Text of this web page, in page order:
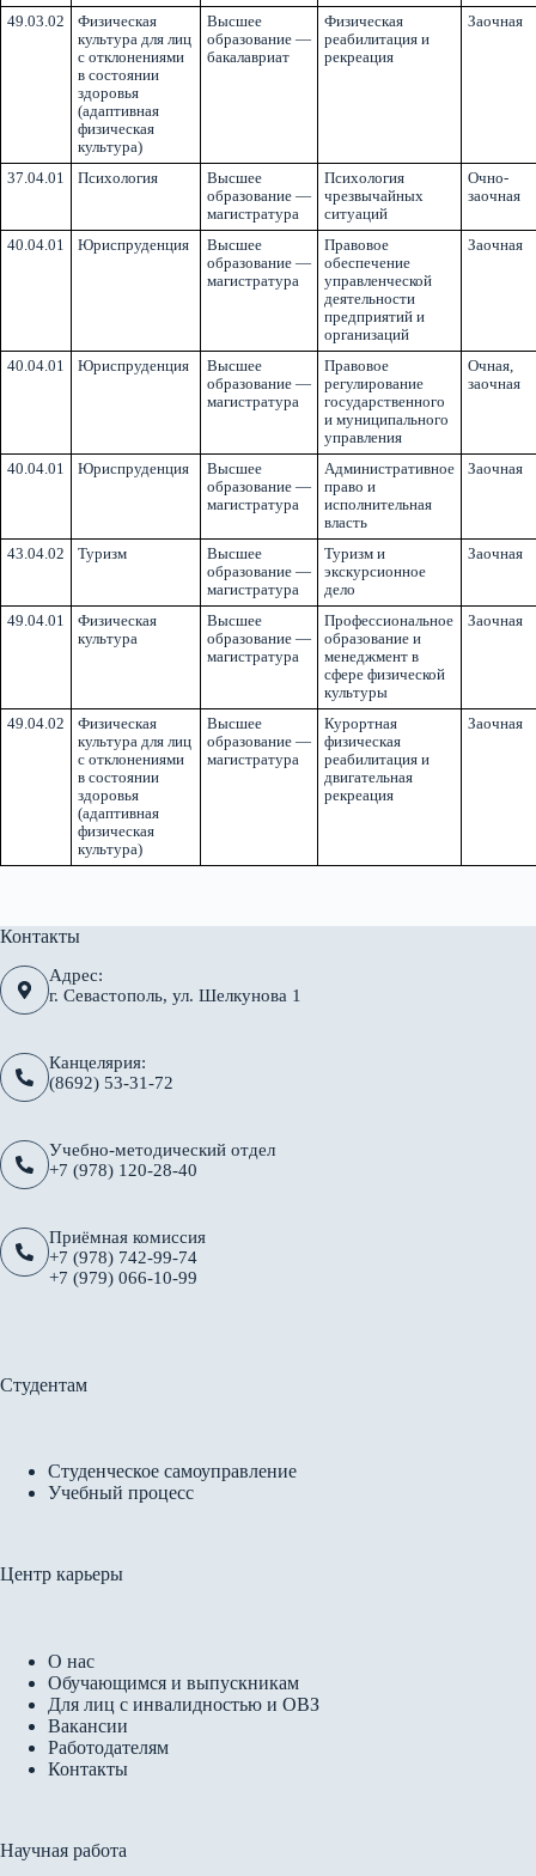
49.03.02
Физическая
культура для лиц
с отклонениями
в состоянии
здоровья
(адаптивная
физическая
культура)
Высшее
образование —
бакалавриат
Физическая
реабилитация и
рекреация
Заочная
37.04.01 Психология
Высшее
образование —
магистратура
Психология
чрезвычайных
ситуаций
Очно-
заочная
40.04.01 Юриспруденция
Высшее
образование —
магистратура
Правовое
обеспечение
управленческой
деятельности
предприятий и
организаций
Заочная
40.04.01 Юриспруденция
Высшее
образование —
магистратура
Правовое
регулирование
государственного
и муниципального
управления
Очная,
заочная
40.04.01 Юриспруденция
Высшее
образование —
магистратура
Административное
право и
исполнительная
власть
Заочная
43.04.02 Туризм
Высшее
образование —
магистратура
Туризм и
экскурсионное
дело
Заочная
49.04.01
Физическая
культура
Высшее
образование —
магистратура
Профессиональное
образование и
менеджмент в
сфере физической
культуры
Заочная
49.04.02
Физическая
культура для лиц
с отклонениями
в состоянии
здоровья
(адаптивная
физическая
культура)
Высшее
образование —
магистратура
Курортная
физическая
реабилитация и
двигательная
рекреация
Заочная
Контакты
Адрес:
г. Севастополь, ул. Шелкунова 1
Канцелярия:
(8692) 53-31-72
Учебно-методический отдел
+7 (978) 120-28-40
Приёмная комиссия
+7 (978) 742-99-74
+7 (979) 066-10-99
Студентам
Студенческое самоуправление
Учебный процесс
Центр карьеры
О нас
Обучающимся и выпускникам
Для лиц с инвалидностью и ОВЗ
Вакансии
Работодателям
Контакты
Научная работа